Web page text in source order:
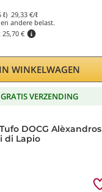
29,33 €/ℓ
andere belast.
25,70 €
IN WINKELWAGEN
GRATIS VERZENDING
DOCG Alèxandros
di Lapio